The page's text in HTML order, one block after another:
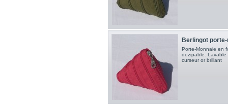
Berlingot
Porte-Monnaie en
dezipable.
curseur or brillant